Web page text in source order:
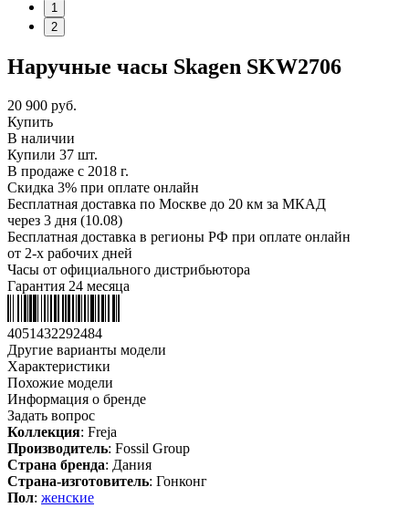
1
2
Наручные часы Skagen SKW2706
20 900 руб.
Купить
В наличии
Купили 37 шт.
В продаже с 2018 г.
Скидка 3% при оплате онлайн
Бесплатная доставка по Москве до 20 км за МКАД
через 3 дня (10.08)
Бесплатная доставка в регионы РФ при оплате онлайн
от 2-х рабочих дней
Часы от официального дистрибьютора
Гарантия 24 месяца
4051432292484
Другие варианты модели
Характеристики
Похожие модели
Информация о бренде
Задать вопрос
Коллекция: Freja
Производитель: Fossil Group
Страна бренда: Дания
Страна-изготовитель: Гонконг
Пол: женские